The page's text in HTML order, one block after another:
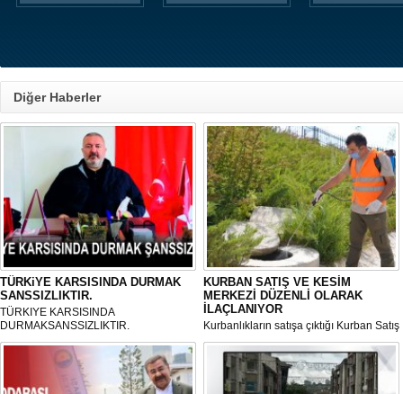
Diğer Haberler
TÜRKiYE KARSISINDA DURMAK
SANSSIZLIKTIR.
TÜRKIYE KARSISINDA
DURMAKSANSSIZLIKTIR.
KURBAN SATIŞ VE KESİM
MERKEZİ DÜZENLİ OLARAK
İLAÇLANIYOR
Kurbanlıkların satışa çıktığı Kurban Satış
ve Kesim Merkezi, haşere ve
mikropların önüne geçilmesi amacıyla
her gün Gölbaşı Belediyesi ekipleri
tarafından düzenli olarak ilaçlanıyor.